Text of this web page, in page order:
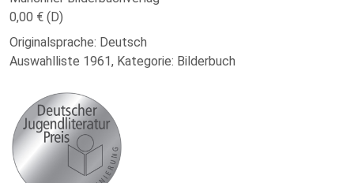
0,00 € (D)
Originalsprache: Deutsch
Auswahlliste 1961, Kategorie: Bilderbuch